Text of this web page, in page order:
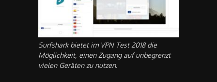
Surfshark bietet im VPN Test 2018 die
Möglichkeit, einen Zugang auf unbegrenzt
vielen Geräten zu nutzen.